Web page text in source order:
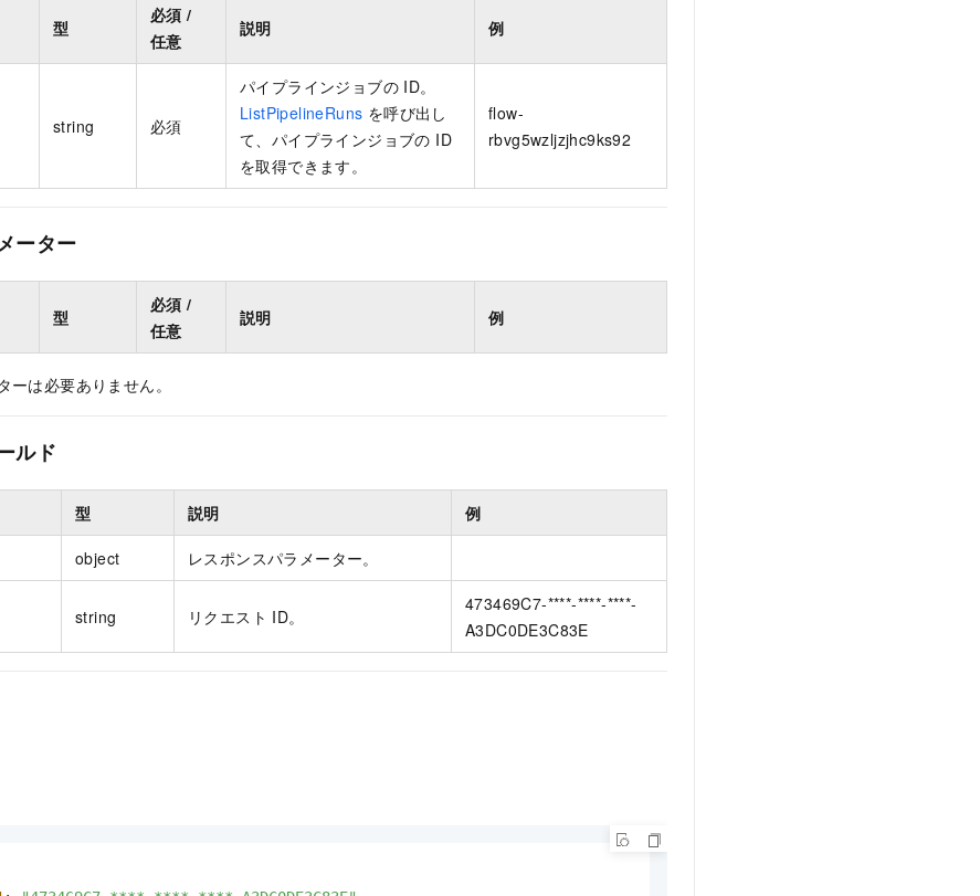
型
必須 /
任意
説明 例
string 必須
パイプラインジョブの ID。
ListPipelineRuns を呼び出し
て、パイプラインジョブの ID
を取得できます。
flow-
rbvg5wzljzjhc9ks92
ーター
型
必須 /
任意
説明 例
ーは必要ありません。
ルド
型 説明 例
object レスポンスパラメーター。
string リクエスト ID。
473469C7-****-****-****-
A3DC0DE3C83E